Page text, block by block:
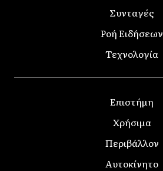
Συνταγές
Ροή Ειδήσεων
Τεχνολογία
Επιστήμη
Χρήσιμα
Περιβάλλον
Αυτοκίνητο